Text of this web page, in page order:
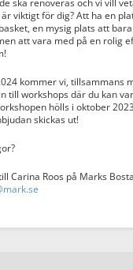
viktigt för dig? Att ha en
en mysig plats att
att vara med på en rolig
kommer vi, tillsammans
till workshops där du kan
hölls i oktober
skickas ut!
Carina Roos på Marks